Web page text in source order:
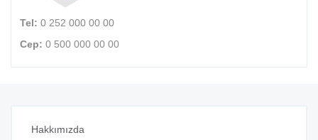
Tel: 0 252 000 00 00
Cep: 0 500 000 00 00
Hakkımızda